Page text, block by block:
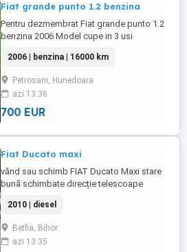
Fiat grande punto 1.2 benzina
Pentru dezmembrat Fiat grande punto 1.2
benzina 2006 Model cupe in 3 usi
ambreaj anul trecut Filtre ulei bucșe pivoți
brațe telescoape discuri de frana plăcute
timonerie În februarie sau băgat 6 mii lei in
ea ! Se vinde fără acte !
2006 | benzina | 16000 km
Petrosani, Hunedoara
azi 13:36
700 EUR
Fiat Ducato maxi
vănd sau schimb FIAT Ducato Maxi stare
bună schimbate direcție telescoape
reali sau schimb
2010 | diesel
Betfia, Bihor
azi 13:35